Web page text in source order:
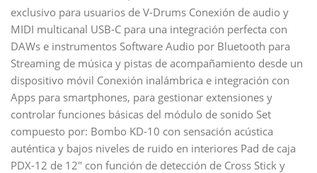
exclusivo para usuarios de V-Drums Conexión de audio y
MIDI multicanal USB-C para una integración perfecta con
DAWs e instrumentos Software Audio por Bluetooth para
Streaming de música y pistas de acompañamiento desde un
dispositivo móvil Conexión inalámbrica e integración con
Apps para smartphones, para gestionar extensiones y
controlar funciones básicas del módulo de sonido Set
compuesto por: Bombo KD-10 con sensación acústica
auténtica y bajos niveles de ruido en interiores Pad de caja
PDX-12 de 12″ con función de detección de Cross Stick y